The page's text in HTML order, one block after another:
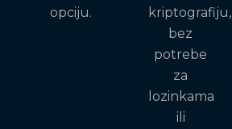
opciju.
kriptografiju,
bez
potrebe
za
lozinkama
ili